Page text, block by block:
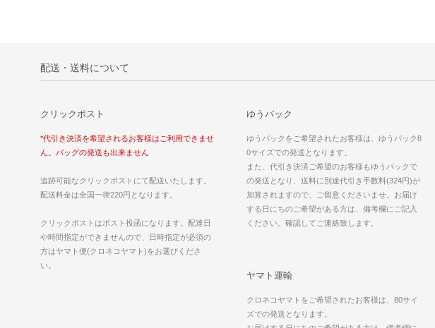
配送・送料について
クリックポスト
*代引き決済を希望されるお客様はご利用できませ
ん。バッグの発送も出来ません
追跡可能なクリックポストにて配送いたします。
配送料金は全国一律220円となります。
クリックポストはポスト投函になります。配達日
や時間指定ができませんので、日時指定が必須の
方はヤマト便(クロネコヤマト)をお選びくださ
い。
ゆうパック
ゆうパックをご希望されたお客様は、ゆうパック8
0サイズでの発送となります。
また、代引き決済ご希望のお客様もゆうパックで
の発送となり、送料に別途代引き手数料(324円)が
加算されますので、ご留意くださいませ。お届け
する日にちのご希望がある方は、備考欄にご記入
ください。確認してご連絡致します。
ヤマト運輸
クロネコヤマトをご希望されたお客様は、80サイ
ズでの発送となります。